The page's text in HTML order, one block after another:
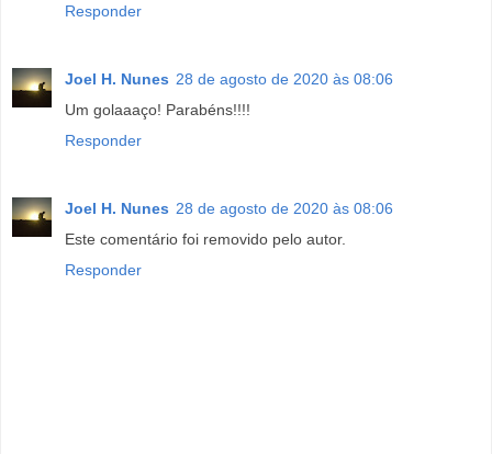
Responder
Joel H. Nunes 28 de agosto de 2020 às 08:06
Um golaaaço! Parabéns!!!!
Responder
Joel H. Nunes 28 de agosto de 2020 às 08:06
Este comentário foi removido pelo autor.
Responder